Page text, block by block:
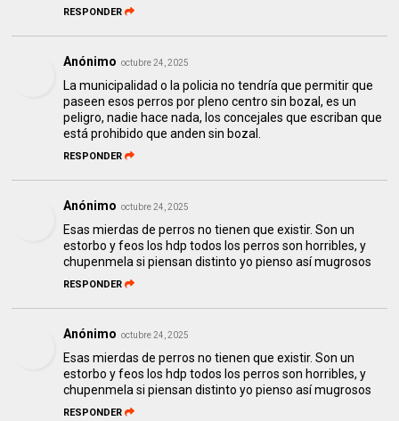
RESPONDER
Anónimo octubre 24, 2025
La municipalidad o la policia no tendría que permitir que
paseen esos perros por pleno centro sin bozal, es un
peligro, nadie hace nada, los concejales que escriban que
está prohibido que anden sin bozal.
RESPONDER
Anónimo octubre 24, 2025
Esas mierdas de perros no tienen que existir. Son un
estorbo y feos los hdp todos los perros son horribles, y
chupenmela si piensan distinto yo pienso así mugrosos
RESPONDER
Anónimo octubre 24, 2025
Esas mierdas de perros no tienen que existir. Son un
estorbo y feos los hdp todos los perros son horribles, y
chupenmela si piensan distinto yo pienso así mugrosos
RESPONDER